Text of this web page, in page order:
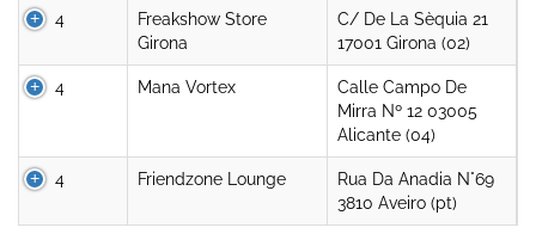
4
Freakshow Store
Girona
C/ De La Sèquia 21
17001 Girona (02)
4 Mana Vortex
Calle Campo De
Mirra Nº 12 03005
Alicante (04)
4 Friendzone Lounge
Rua Da Anadia N°69
3810 Aveiro (pt)